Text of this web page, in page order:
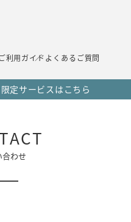
ご利用ガイドよくあるご質問
定サービスはこちら
合わせ